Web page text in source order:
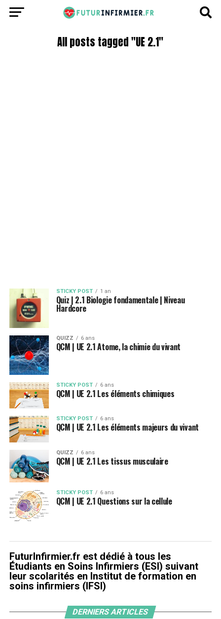
All posts tagged "UE 2.1"
STICKY POST 1 an
Quiz | 2.1 Biologie fondamentale | Niveau
Hardcore
QUIZZ 6 ans
QCM | UE 2.1 Atome, la chimie du vivant
STICKY POST 6 ans
QCM | UE 2.1 Les éléments chimiques
STICKY POST 6 ans
QCM | UE 2.1 Les éléments majeurs du vivant
QUIZZ 6 ans
QCM | UE 2.1 Les tissus musculaire
STICKY POST 6 ans
QCM | UE 2.1 Questions sur la cellule
FuturInfirmier.fr est dédié à tous les
Étudiants en Soins Infirmiers (ESI) suivant
leur scolarités en Institut de formation en
soins infirmiers (IFSI)
DERNIERS ARTICLES